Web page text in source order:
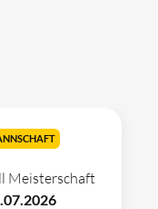
Meisterschaft